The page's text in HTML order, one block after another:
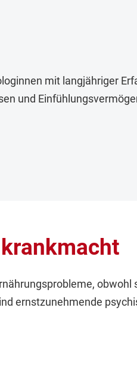
mit langjähriger
und
obwohl
ernstzunehmende